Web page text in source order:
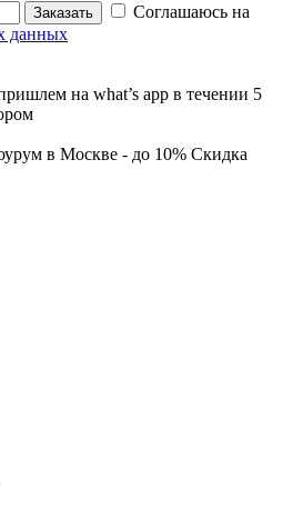
Заказать
Соглашаюсь на
данных
на what’s app в течении 5
в Москве - до 10% Скидка